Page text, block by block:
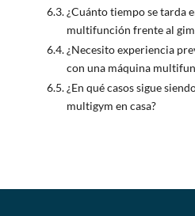
¿Cuánto tiempo se tarda
multifunción frente al
¿Necesito experiencia
con una máquina
¿En qué casos sigue
multigym en casa?